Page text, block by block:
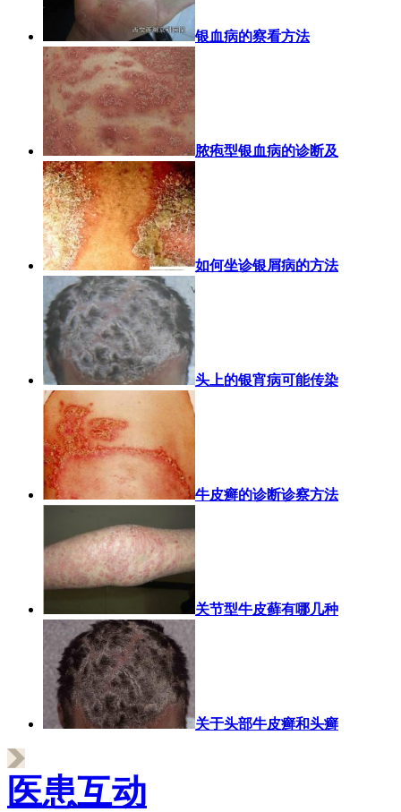
银血病的察看方法
脓疱型银血病的诊断及
如何坐诊银屑病的方法
头上的银宵病可能传染
牛皮癣的诊断诊察方法
关节型牛皮藓有哪几种
关于头部牛皮癣和头癣
医患互动